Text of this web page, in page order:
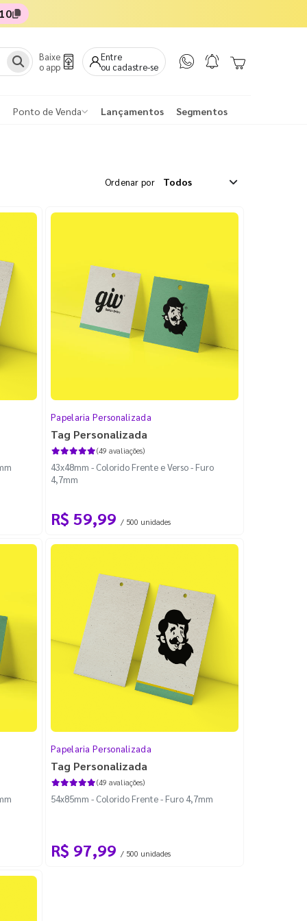
Baixe
o app
Entre
ou cadastre-se
Ponto de Venda Lançamentos Segmentos
Ordenar por
Papelaria Personalizada
Tag Personalizada
(49 avaliações)
43x48mm - Colorido Frente e Verso - Furo
4,7mm
R$ 59,99 / 500 unidades
Papelaria Personalizada
Tag Personalizada
(49 avaliações)
54x85mm - Colorido Frente - Furo 4,7mm
R$ 97,99 / 500 unidades